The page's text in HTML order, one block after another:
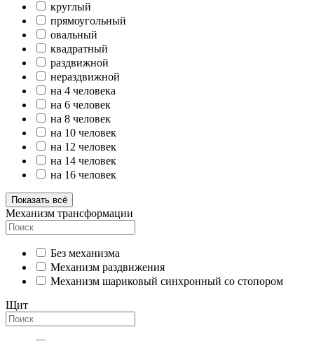
круглый
прямоугольный
овальный
квадратный
раздвижной
нераздвижной
на 4 человека
на 6 человек
на 8 человек
на 10 человек
на 12 человек
на 14 человек
на 16 человек
Показать всё
Механизм трансформации
Без механизма
Механизм раздвижения
Механизм шариковый синхронный со стопором
Щит